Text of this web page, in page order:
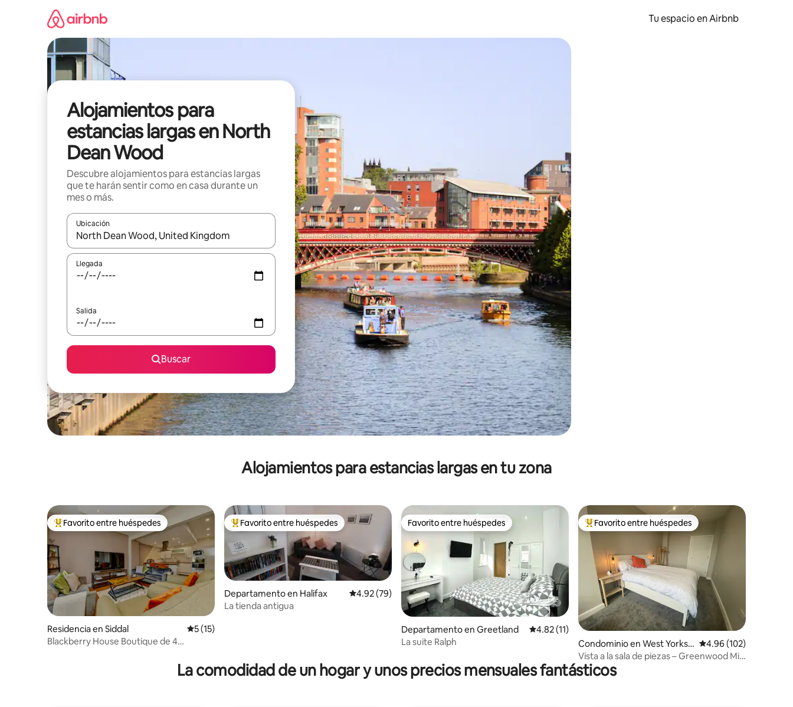
Tu espacio en Airbnb
Alojamientos para
estancias largas en North
Dean Wood
Descubre alojamientos para estancias largas
que te harán sentir como en casa durante un
mes o más.
Ubicación
Cuando los resultados estén disponibles, podrás navegar usando las teclas de las flechas hacia arriba y hacia abajo, o bien tocando y deslizando la pantalla.
Llegada
Salida
Buscar
Alojamientos para estancias largas en tu zona
De los mejores en Favorito entre huéspedes
Favorito entre huéspedes
Residencia en Siddal Calificación promedio: 5 de 5; 15 evaluaciones
5 (15)
Blackberry House Boutique de 4
De los mejores en Favorito entre huéspedes
Favorito entre huéspedes
Departamento en Halifax Calificación promedio: 4.92 de 5; 79 evaluaciones
4.92 (79)
La tienda antigua
Favorito entre huéspedes
Favorito entre huéspedes
Departamento en Greetland Calificación promedio: 4.82 de 5; 11 evaluaciones
4.82 (11)
La suite Ralph
De los mejores en Favorito entre huéspedes
Favorito entre huéspedes
Condominio en West Yorksh
ire
Calificación promedio:
4.96 (102)
Vista a la sala de piezas – Greenwood Mill
Halifax | Central
La comodidad de un hogar y unos precios mensuales fantásticos